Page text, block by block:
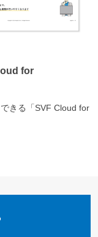
for
きる「SVF Cloud for